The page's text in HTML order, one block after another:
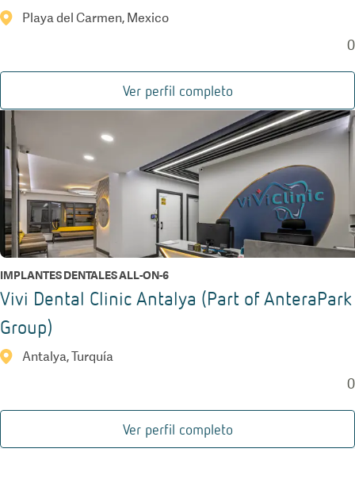
Playa del Carmen, Mexico
0
Ver perfil completo
IMPLANTES DENTALES ALL-ON-6
Vivi Dental Clinic Antalya (Part of AnteraPark
Group)
Antalya, Turquía
0
Ver perfil completo